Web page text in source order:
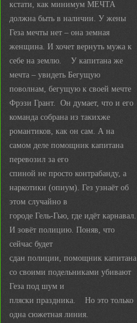
кстати, как минимум МЕЧТА
должна быть в наличии. У жены
Геза мечты нет – она земная
женщина. И хочет вернуть мужа к
себе на землю. У капитана же
мечта – увидеть Бегущую
поволнам, бегущую к своей мечте
Фрэзи Грант. Он думает, что и его
команда собрана из такихже
романтиков, как он сам. А на
самом деле помощник капитана
перевозил за его
спиной не просто контрабанду, а
наркотики (опиум). Гез узнаёт об
этом случайно в
городе Гель-Гью, где идёт карнавал.
И зовёт полицию. Поняв, что
сейчас будет
сдан полиции, помощник капитана
со своими подельниками убивают
Геза под шум и
пляски праздника. Но это только
одна сюжетная линия.